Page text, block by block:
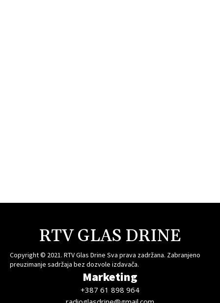
RTV GLAS DRINE
Copyright © 2021. RTV Glas Drine Sva prava zadržana. Zabranjeno
preuzimanje sadržaja bez dozvole izdavača.
Marketing
+387 61 898 964